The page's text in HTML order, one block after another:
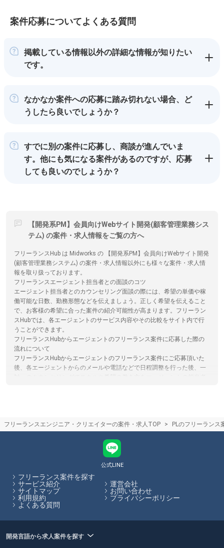
案件応募についてよくある質問
掲載している情報以外の詳細な情報が知りたい
です。
なかなか案件への応募に踏み切れない場合、ど
うしたら良いでしょうか？
すでに別の案件に応募し、商談が進んでいま
す。他にも気になる案件があるのですが、応募
しても良いのでしょうか？
【開発系PM】会員向けWebサイト開発(顧客管理業務シス
テム) の案件・求人情報をご覧の方へ
フリーランスHub は Midworks の 【開発系PM】会員向けWebサイト開発
(顧客管理業務システム) の案件・求人情報以外にも様々な案件・求人情
報を取り扱っております。
フリーランスエージェント担当者との面談のコツ
エージェント担当者とのカウンセリング面談の際には、希望の単価や稼
働可能な日数、勤務形態などを伝えましょう。正しく希望を伝えること
で、お客様の希望に合った案件の紹介可能性が高まります。フリーラン
スHubでは、各エージェントのサービス内容やその比較をサイト内で行
うことができます。
フリーランスHubからエージェントのフリーランス案件に応募した際の
流れについて
フリーランスHubからエージェントのフリーランス案件にご応募頂いた
後、各エージェントからのメールや電話などで日程調整を行った後、一
人のマッチングをカウンセリングや営業代行を通してサポートするのに
す。クラウドソーシングサイトを利用する際は、フリーランスと発注者
が直接プラットフォームでやり取りするため、エージェントによるサポ
ートはありません。フリーランスHubではフリーランスエージェントの
保有する案件を多数掲載しています。
フリーランスHubはお客様のフリーランス案件探しを最大限サポートし
ていきます。
フリーランスエンジニア・クリエイターの案件・求人TOP PLのフリーランス
公式LINE
フリーランス案件を探す
サービス紹介
運営会社
サイトマップ
お問い合わせ
利用規約
プライバシーポリシー
よくある質問
開発言語から求人案件を探す